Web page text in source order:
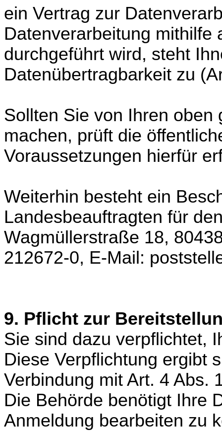
ein Vertrag zur
Datenverarbeitung mithilfe
durchgeführt wird, steht
Datenübertragbarkeit zu
Sollten Sie von Ihren
machen, prüft die
Voraussetzungen hierfür
Weiterhin besteht ein
Landesbeauftragten für
Wagmüllerstraße 18,
212672-0, E-Mail:
9. Pflicht zur
Sie sind dazu verpflichtet,
Diese Verpflichtung ergibt
Verbindung mit Art. 4 Abs.
Die Behörde benötigt Ihre
Anmeldung bearbeiten zu